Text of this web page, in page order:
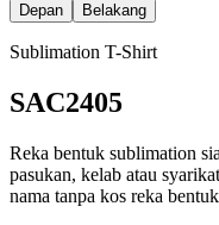
Depan Belakang
Sublimation T-Shirt
SAC2405
Reka bentuk sublimation
pasukan, kelab atau
nama tanpa kos reka